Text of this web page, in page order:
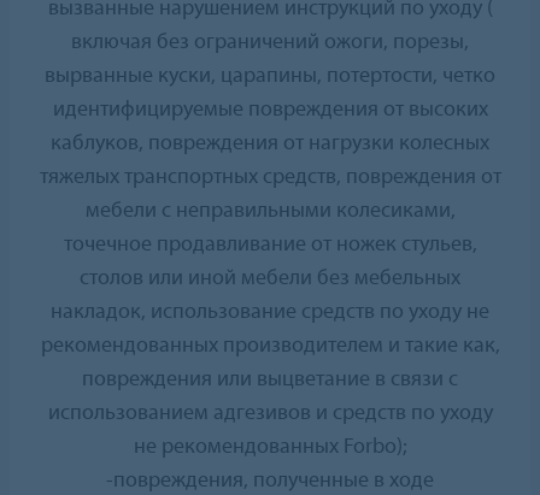
вызванные нарушением инструкций по уходу (
включая без ограничений ожоги, порезы,
вырванные куски, царапины, потертости, четко
идентифицируемые повреждения от высоких
каблуков, повреждения от нагрузки колесных
тяжелых транспортных средств, повреждения от
мебели с неправильными колесиками,
точечное продавливание от ножек стульев,
столов или иной мебели без мебельных
накладок, использование средств по уходу не
рекомендованных производителем и такие как,
повреждения или выцветание в связи с
использованием адгезивов и средств по уходу
не рекомендованных Forbo);
-повреждения, полученные в ходе